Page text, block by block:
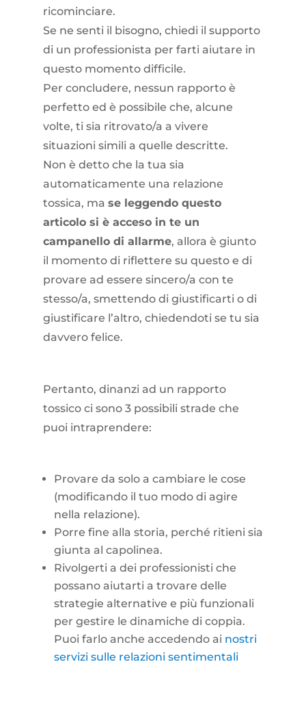
ricominciare.
Se ne senti il bisogno, chiedi il supporto
di un professionista per farti aiutare in
questo momento difficile.
Per concludere, nessun rapporto è
perfetto ed è possibile che, alcune
volte, ti sia ritrovato/a a vivere
situazioni simili a quelle descritte.
Non è detto che la tua sia
automaticamente una relazione
tossica, ma se leggendo questo
articolo si è acceso in te un
campanello di allarme, allora è giunto
il momento di riflettere su questo e di
provare ad essere sincero/a con te
stesso/a, smettendo di giustificarti o di
giustificare l’altro, chiedendoti se tu sia
davvero felice.
Pertanto, dinanzi ad un rapporto
tossico ci sono 3 possibili strade che
puoi intraprendere:
Provare da solo a cambiare le cose
(modificando il tuo modo di agire
nella relazione).
Porre fine alla storia, perché ritieni sia
giunta al capolinea.
Rivolgerti a dei professionisti che
possano aiutarti a trovare delle
strategie alternative e più funzionali
per gestire le dinamiche di coppia.
Puoi farlo anche accedendo ai nostri
servizi sulle relazioni sentimentali